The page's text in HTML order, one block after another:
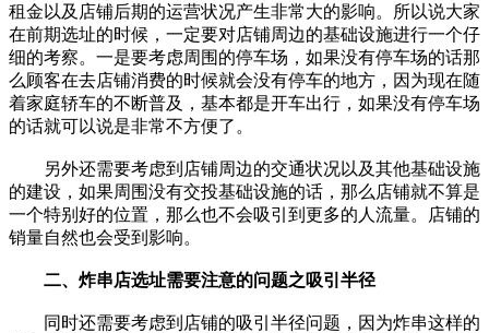
租金以及店铺后期的运营状况产生非常大的影响。所以说大家
在前期选址的时候，一定要对店铺周边的基础设施进行一个仔
细的考察。一是要考虑周围的停车场，如果没有停车场的话那
么顾客在去店铺消费的时候就会没有停车的地方，因为现在随
着家庭轿车的不断普及，基本都是开车出行，如果没有停车场
的话就可以说是非常不方便了。
另外还需要考虑到店铺周边的交通状况以及其他基础设施
的建设，如果周围没有交投基础设施的话，那么店铺就不算是
一个特别好的位置，那么也不会吸引到更多的人流量。店铺的
销量自然也会受到影响。
二、炸串店选址需要注意的问题之吸引半径
同时还需要考虑到店铺的吸引半径问题，因为炸串这样的